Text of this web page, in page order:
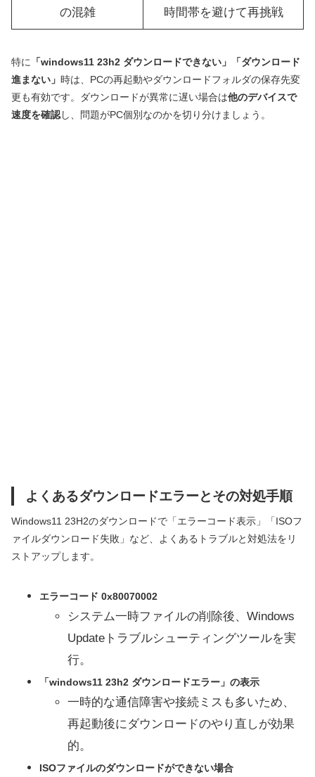
の混雑
時間帯を避けて再挑戦
特に 「windows11 23h2 ダウンロードできない」「ダウンロード
進まない」 時は、PCの再起動やダウンロードフォルダの保存先変
更も有効です。ダウンロードが異常に遅い場合は他のデバイスで
速度を確認し、問題がPC個別なのかを切り分けましょう。
よくあるダウンロードエラーとその対処手順
Windows11 23H2のダウンロードで「エラーコード表示」「ISOフ
ァイルダウンロード失敗」など、よくあるトラブルと対処法をリ
ストアップします。
エラーコード 0x80070002
システム一時ファイルの削除後、Windows
Updateトラブルシューティングツールを実
行。
「windows11 23h2 ダウンロードエラー」の表示
一時的な通信障害や接続ミスも多いため、
再起動後にダウンロードのやり直しが効果
的。
ISOファイルのダウンロードができない場合